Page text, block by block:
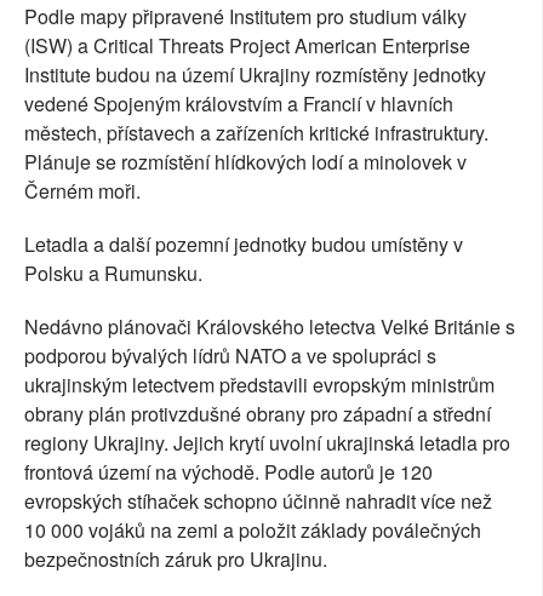
Podle mapy připravené Institutem pro studium války
(ISW) a Critical Threats Project American Enterprise
Institute budou na území Ukrajiny rozmístěny jednotky
vedené Spojeným královstvím a Francií v hlavních
městech, přístavech a zařízeních kritické infrastruktury.
Plánuje se rozmístění hlídkových lodí a minolovek v
Černém moři.
Letadla a další pozemní jednotky budou umístěny v
Polsku a Rumunsku.
Nedávno plánovači Královského letectva Velké Británie s
podporou bývalých lídrů NATO a ve spolupráci s
ukrajinským letectvem představili evropským ministrům
obrany plán protivzdušné obrany pro západní a střední
regiony Ukrajiny. Jejich krytí uvolní ukrajinská letadla pro
frontová území na východě. Podle autorů je 120
evropských stíhaček schopno účinně nahradit více než
10 000 vojáků na zemi a položit základy poválečných
bezpečnostních záruk pro Ukrajinu.